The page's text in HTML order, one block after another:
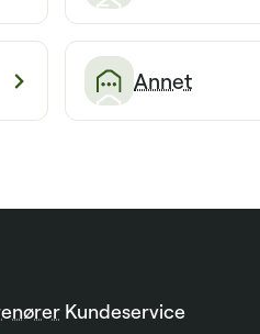
Annet
Kundeservice